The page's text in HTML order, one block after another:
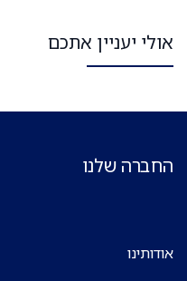
אולי יעניין אתכם
החברה שלנו
אודותינו